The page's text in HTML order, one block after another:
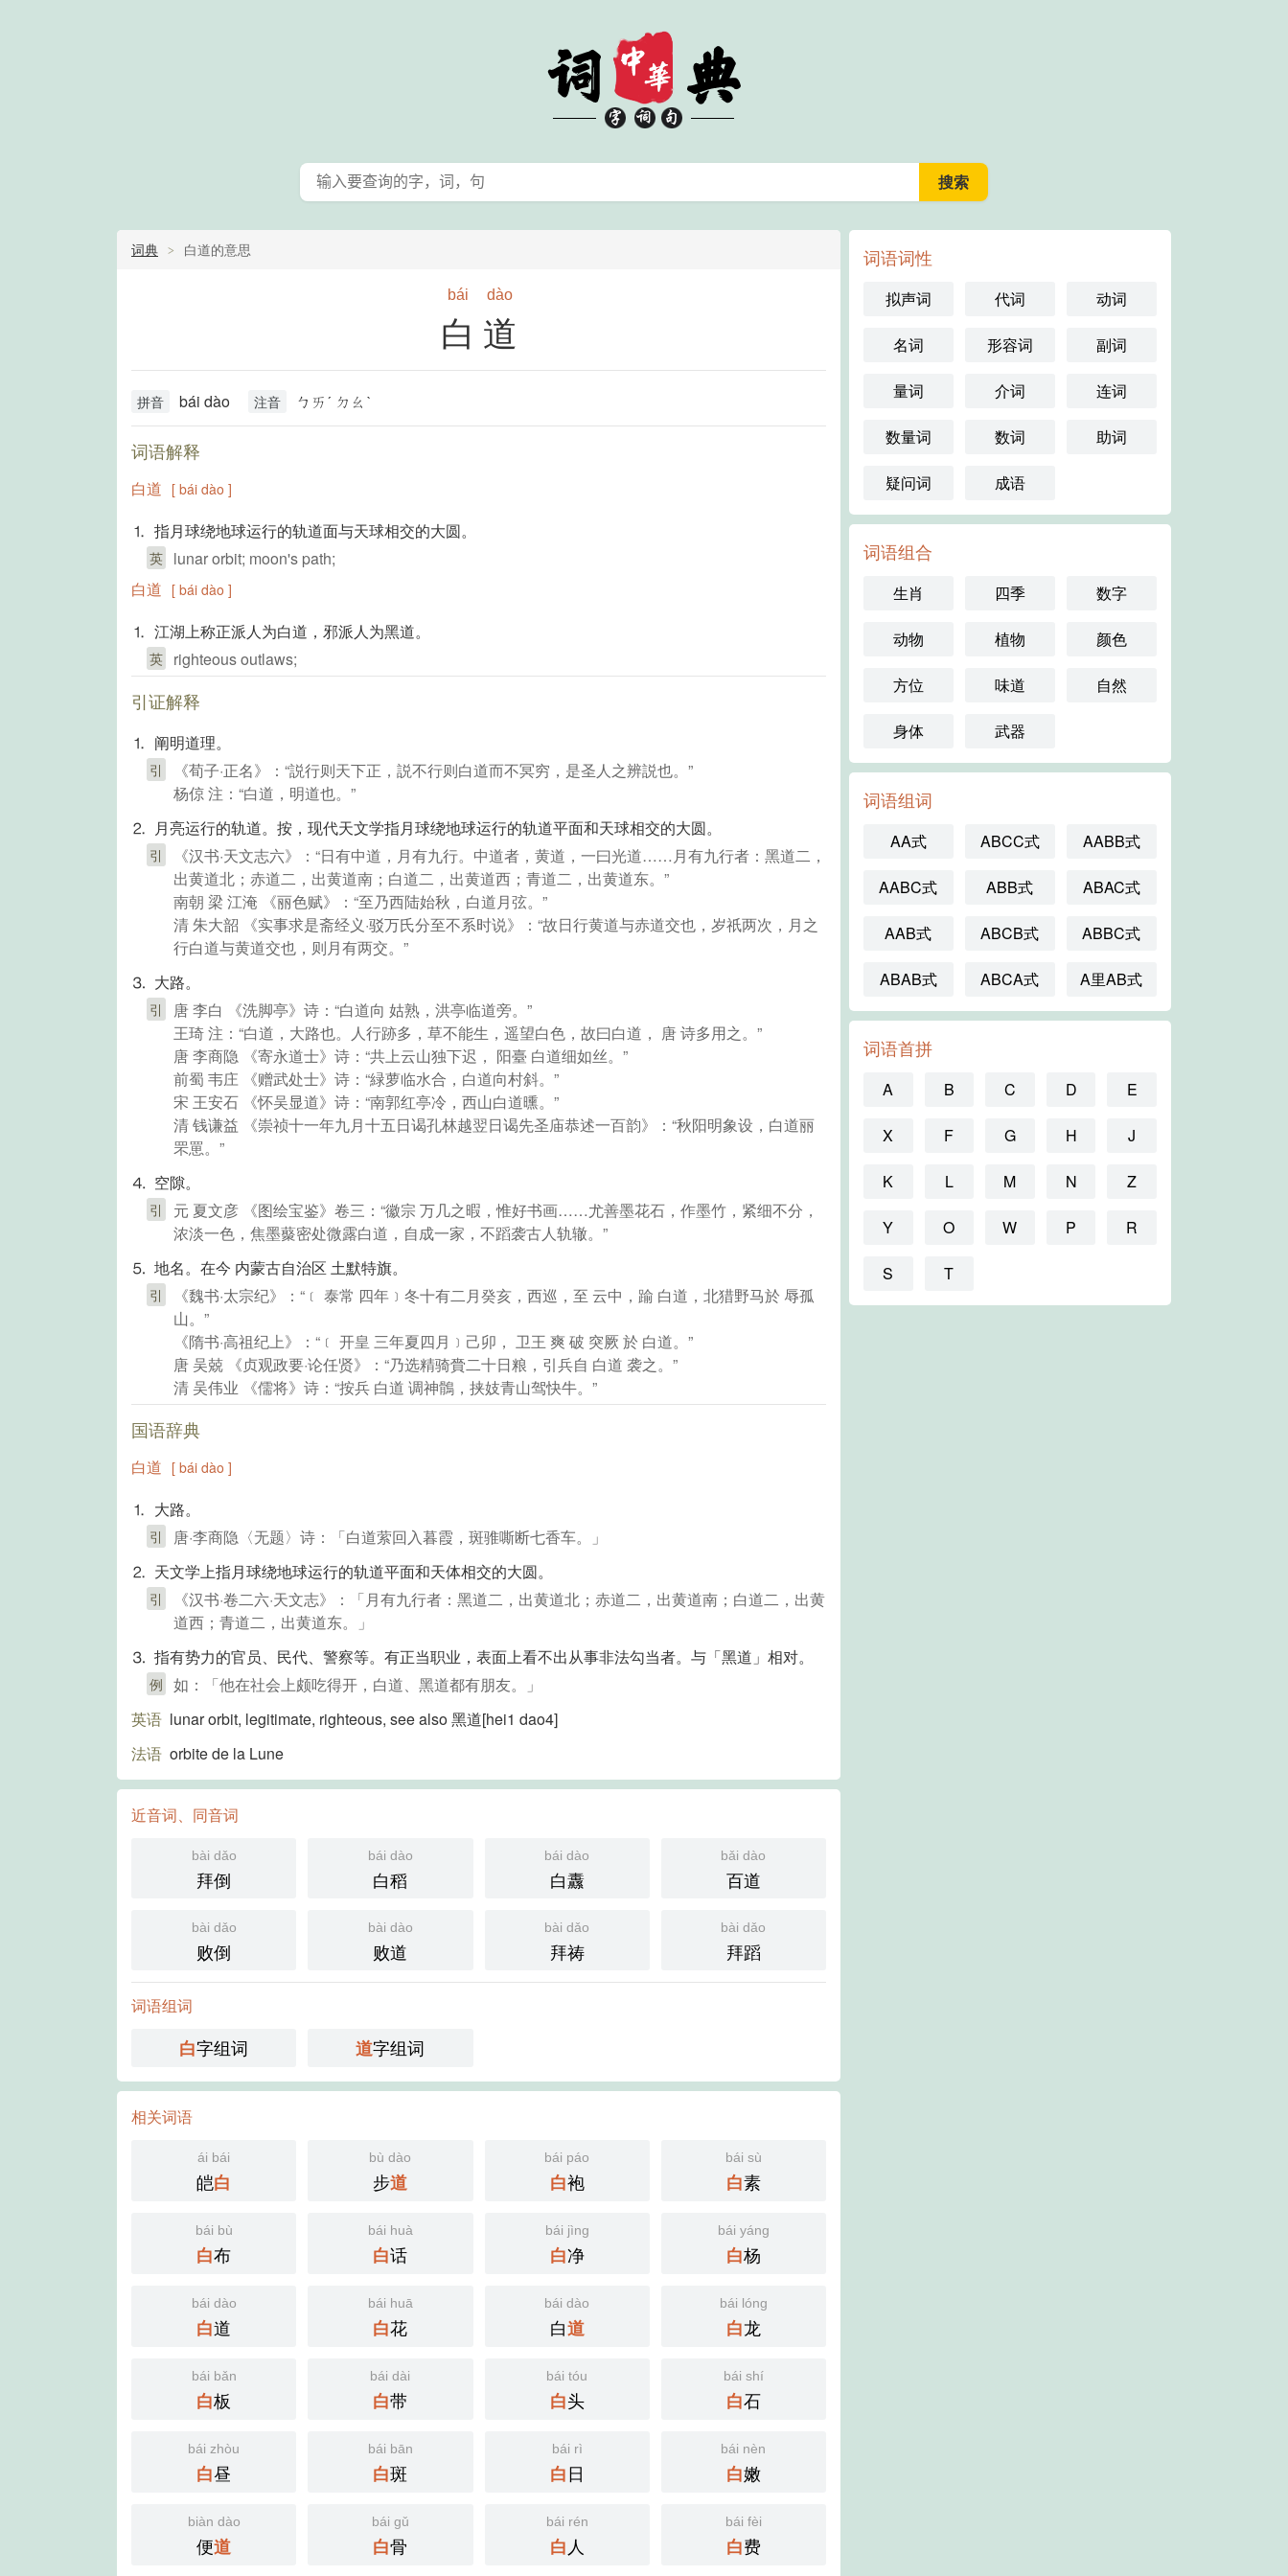
词典 白道的意思
bái dào
白道
拼音 bái dào 注音 ㄅㄞˊ ㄉㄠˋ
词语解释
白道 [ bái dào ]
⒈ 指月球绕地球运行的轨道面与天球相交的大圆。
英 lunar orbit; moon's path;
白道 [ bái dào ]
⒈ 江湖上称正派人为白道，邪派人为黑道。
英 righteous outlaws;
引证解释
⒈ 阐明道理。
引
《荀子·正名》：“説行则天下正，説不行则白道而不冥穷，是圣人之辨説也。”
杨倞 注：“白道，明道也。”
⒉ 月亮运行的轨道。按，现代天文学指月球绕地球运行的轨道平面和天球相交的大圆。
引
《汉书·天文志六》：“日有中道，月有九行。中道者，黄道，一曰光道……月有九行者：黑道二，
出黄道北；赤道二，出黄道南；白道二，出黄道西；青道二，出黄道东。”
南朝 梁 江淹 《丽色赋》：“至乃西陆始秋，白道月弦。”
清 朱大韶 《实事求是斋经义·驳万氏分至不系时说》：“故日行黄道与赤道交也，岁祇两次，月之
行白道与黄道交也，则月有两交。”
⒊ 大路。
引
唐 李白 《洗脚亭》诗：“白道向 姑熟，洪亭临道旁。”
王琦 注：“白道，大路也。人行跡多，草不能生，遥望白色，故曰白道， 唐 诗多用之。”
唐 李商隐 《寄永道士》诗：“共上云山独下迟， 阳臺 白道细如丝。”
前蜀 韦庄 《赠武处士》诗：“緑萝临水合，白道向村斜。”
宋 王安石 《怀吴显道》诗：“南郭红亭冷，西山白道曛。”
清 钱谦益 《崇祯十一年九月十五日谒孔林越翌日谒先圣庙恭述一百韵》：“秋阳明象设，白道丽
罘罳。”
⒋ 空隙。
引
元 夏文彦 《图绘宝鉴》卷三：“徽宗 万几之暇，惟好书画……尤善墨花石，作墨竹，紧细不分，
浓淡一色，焦墨藂密处微露白道，自成一家，不蹈袭古人轨辙。”
⒌ 地名。在今 内蒙古自治区 土默特旗。
引
《魏书·太宗纪》：“﹝ 泰常 四年﹞冬十有二月癸亥，西巡，至 云中，踰 白道，北猎野马於 辱孤
山。”
《隋书·高祖纪上》：“﹝ 开皇 三年夏四月﹞己卯， 卫王 爽 破 突厥 於 白道。”
唐 吴兢 《贞观政要·论任贤》：“乃选精骑賫二十日粮，引兵自 白道 袭之。”
清 吴伟业 《儒将》诗：“按兵 白道 调神鶻，挟妓青山驾快牛。”
国语辞典
白道 [ bái dào ]
⒈ 大路。
引
唐·李商隐〈无题〉诗：「白道萦回入暮霞，斑骓嘶断七香车。」
⒉ 天文学上指月球绕地球运行的轨道平面和天体相交的大圆。
引
《汉书·卷二六·天文志》：「月有九行者：黑道二，出黄道北；赤道二，出黄道南；白道二，出黄
道西；青道二，出黄道东。」
⒊ 指有势力的官员、民代、警察等。有正当职业，表面上看不出从事非法勾当者。与「黑道」相对。
例 如：「他在社会上颇吃得开，白道、黑道都有朋友。」
英语 lunar orbit, legitimate, righteous, see also 黑道[hei1 dao4]
法语 orbite de la Lune
近音词、同音词
bài dǎo
拜倒
bái dào
白稻
bái dào
白纛
bǎi dào
百道
bài dǎo
败倒
bài dào
败道
bài dǎo
拜祷
bài dǎo
拜蹈
词语组词
白字组词 道字组词
相关词语
ái bái
皑白
bù dào
步道
bái páo
白袍
bái sù
白素
bái bù
白布
bái huà
白话
bái jìng
白净
bái yáng
白杨
bái dào
白道
bái huā
白花
bái dào
白道
bái lóng
白龙
bái bǎn
白板
bái dài
白带
bái tóu
白头
bái shí
白石
bái zhòu
白昼
bái bān
白斑
bái rì
白日
bái nèn
白嫩
biàn dào
便道
bái gǔ
白骨
bái rén
白 人
bái fèi
白费
词语词性
拟声词 代词 动词
名词 形容词 副词
量词 介词 连词
数量词 数词 助词
疑问词 成语
词语组合
生肖 四季 数字
动物 植物 颜色
方位 味道 自然
身体 武器
词语组词
AA式 ABCC式 AABB式
AABC式 ABB式 ABAC式
AAB式 ABCB式 ABBC式
ABAB式 ABCA式 A里AB式
词语首拼
A B C D E
X F G H J
K L M N Z
Y O W P R
S T